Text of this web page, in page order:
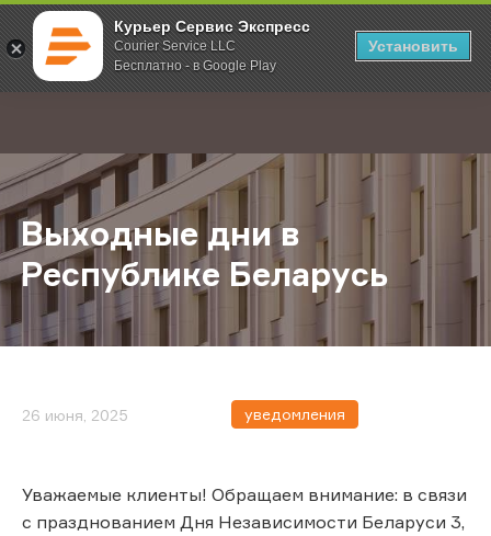
Курьер Сервис Экспресс
Courier Service LLC
Бесплатно - в Google Play
Установить
; Главная О компании Новости Выходные дни в Республике
Выходные дни в
Республике Беларусь
26 июня, 2025 уведомления
Уважаемые клиенты! Обращаем внимание: в связи
с празднованием Дня Независимости Беларуси 3,